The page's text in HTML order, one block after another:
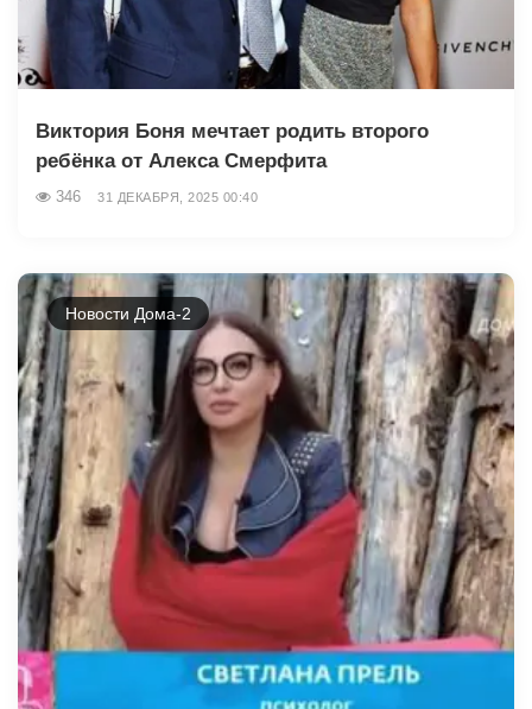
Виктория Боня мечтает родить второго
ребёнка от Алекса Смерфита
346 31 ДЕКАБРЯ, 2025 00:40
Новости Дома-2